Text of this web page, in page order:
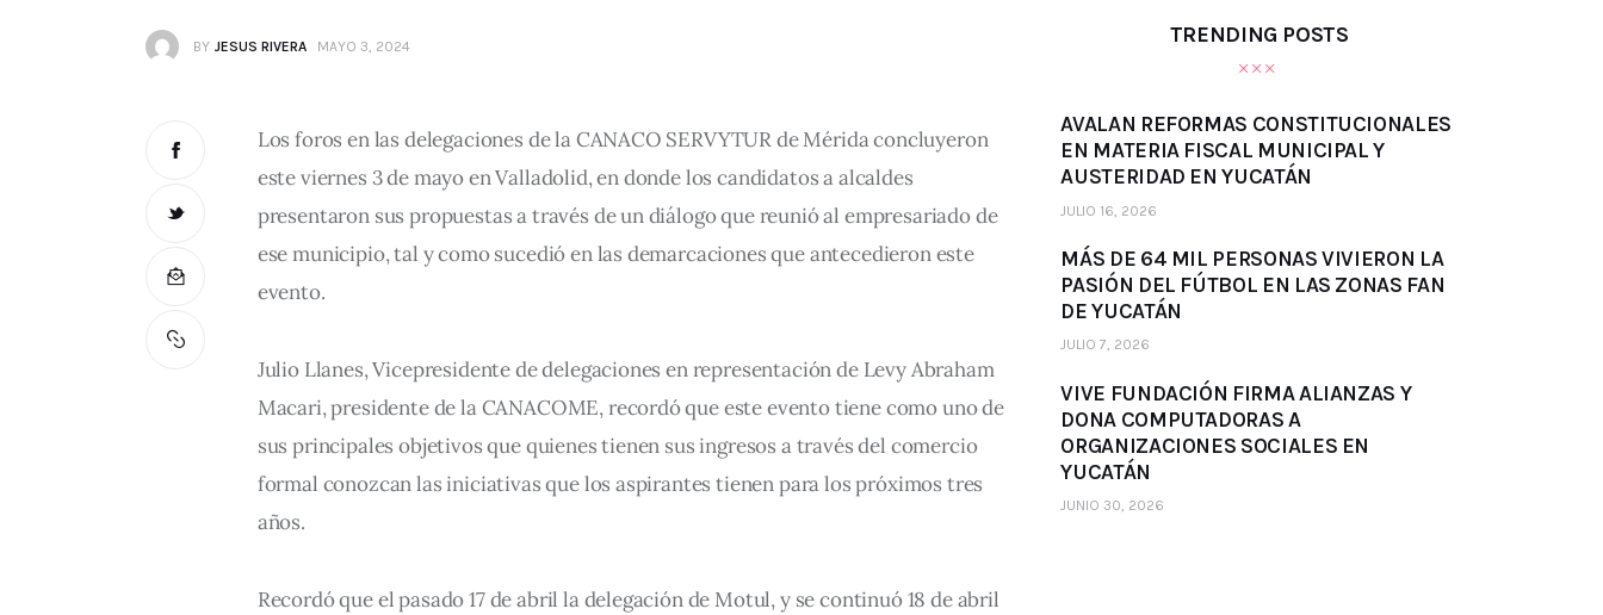
BY JESUS RIVERA MAYO 3, 2024
Los foros en las delegaciones de la CANACO SERVYTUR de Mérida concluyeron
este viernes 3 de mayo en Valladolid, en donde los candidatos a alcaldes
presentaron sus propuestas a través de un diálogo que reunió al empresariado de
ese municipio, tal y como sucedió en las demarcaciones que antecedieron este
evento.
Julio Llanes, Vicepresidente de delegaciones en representación de Levy Abraham
Macari, presidente de la CANACOME, recordó que este evento tiene como uno de
sus principales objetivos que quienes tienen sus ingresos a través del comercio
formal conozcan las iniciativas que los aspirantes tienen para los próximos tres
años.
Recordó que el pasado 17 de abril la delegación de Motul, y se continuó 18 de abril
TRENDING POSTS
AVALAN REFORMAS CONSTITUCIONALES
EN MATERIA FISCAL MUNICIPAL Y
AUSTERIDAD EN YUCATÁN
JULIO 16, 2026
MÁS DE 64 MIL PERSONAS VIVIERON LA
PASIÓN DEL FÚTBOL EN LAS ZONAS FAN
DE YUCATÁN
JULIO 7, 2026
VIVE FUNDACIÓN FIRMA ALIANZAS Y
DONA COMPUTADORAS A
ORGANIZACIONES SOCIALES EN
YUCATÁN
JUNIO 30, 2026